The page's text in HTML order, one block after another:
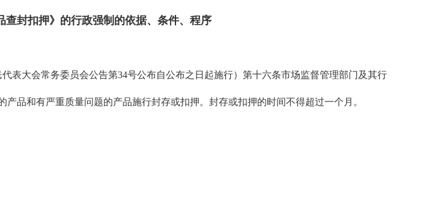
查封扣押》的行政强制的依据、条件、程序
表大会常务委员会公告第34号公布自公布之日起施行）第十六条市场监督管理部门及其行
品和有严重质量问题的产品施行封存或扣押。封存或扣押的时间不得超过一个月。